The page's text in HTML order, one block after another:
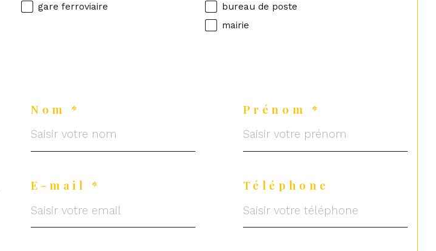
gare ferroviaire
bureau de poste
mairie
Nom * Prénom *
E-mail * Téléphone